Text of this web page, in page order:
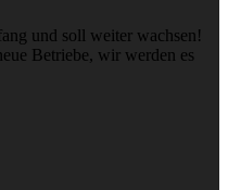
und soll weiter wachsen!
Betriebe, wir werden es